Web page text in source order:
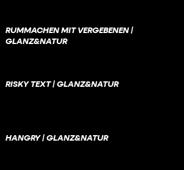
RUMMACHEN MIT VERGEBENEN |
GLANZ&NATUR
RISKY TEXT | GLANZ&NATUR
HANGRY | GLANZ&NATUR